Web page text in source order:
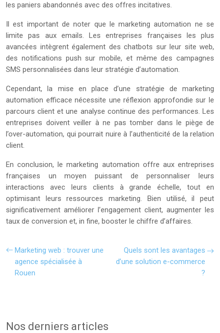
les paniers abandonnés avec des offres incitatives.
Il est important de noter que le marketing automation ne se
limite pas aux emails. Les entreprises françaises les plus
avancées intègrent également des chatbots sur leur site web,
des notifications push sur mobile, et même des campagnes
SMS personnalisées dans leur stratégie d’automation.
Cependant, la mise en place d’une stratégie de marketing
automation efficace nécessite une réflexion approfondie sur le
parcours client et une analyse continue des performances. Les
entreprises doivent veiller à ne pas tomber dans le piège de
l’over-automation, qui pourrait nuire à l’authenticité de la relation
client.
En conclusion, le marketing automation offre aux entreprises
françaises un moyen puissant de personnaliser leurs
interactions avec leurs clients à grande échelle, tout en
optimisant leurs ressources marketing. Bien utilisé, il peut
significativement améliorer l’engagement client, augmenter les
taux de conversion et, in fine, booster le chiffre d’affaires.
Marketing web : trouver une
agence spécialisée à
Rouen
Quels sont les avantages
d’une solution e-commerce
?
Nos derniers articles